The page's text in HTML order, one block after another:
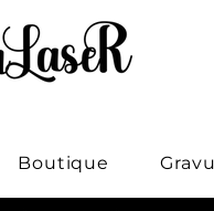
Boutique